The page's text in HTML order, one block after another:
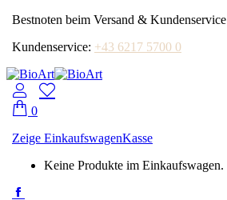
Bestnoten beim Versand & Kundenservice
Kundenservice: +43 6217 5700 0
0
Zeige EinkaufswagenKasse
Keine Produkte im Einkaufswagen.